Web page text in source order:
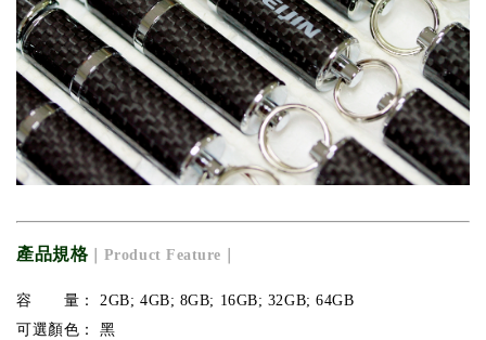
產品規格｜Product Feature｜
容 量： 2GB; 4GB; 8GB; 16GB; 32GB; 64GB
可選顏色： 黑